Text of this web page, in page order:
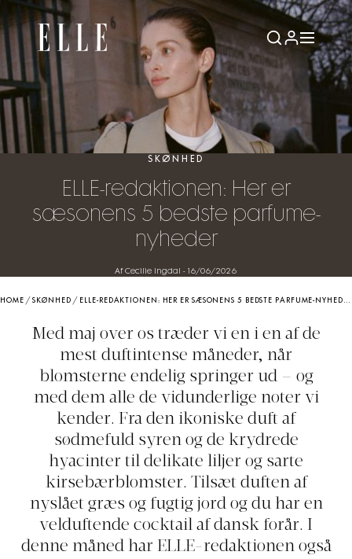
SKØNHED
ELLE-redaktionen: Her er
sæsonens 5 bedste parfume-
nyheder
Af Cecilie Ingdal - 16/06/2026
HOME /SKØNHED / ELLE-REDAKTIONEN: HER ER SÆSONENS 5 BEDSTE PARFUME-NYHEDER
Med maj over os træder vi en i en af de
mest duftintense måneder, når
blomsterne endelig springer ud – og
med dem alle de vidunderlige noter vi
kender. Fra den ikoniske duft af
sødmefuld syren og de krydrede
hyacinter til delikate liljer og sarte
kirsebærblomster. Tilsæt duften af
nyslået græs og fugtig jord og du har en
velduftende cocktail af dansk forår. I
denne måned har ELLE-redaktionen også